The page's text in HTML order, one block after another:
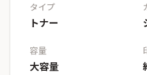
タイプ
トナー
容量
大容量